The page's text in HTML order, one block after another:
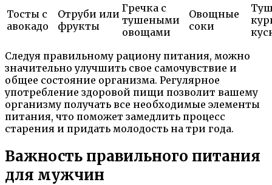
Тосты с
авокадо
Отруби или
фрукты
Гречка с
тушеными
овощами
Овощные
соки
Следуя правильному рациону питания, можно
значительно улучшить свое самочувствие и
общее состояние организма. Регулярное
употребление здоровой пищи позволит вашему
организму получать все необходимые элементы
питания, что поможет замедлить процесс
старения и придать молодость на три года.
Важность правильного питания
для мужчин